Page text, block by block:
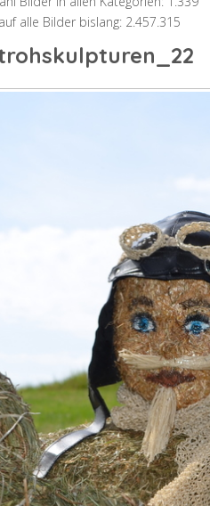
alle Bilder bislang: 2.457.315